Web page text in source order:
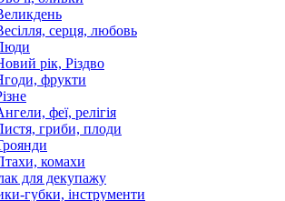
серця, любовь
рік, Різдво
фрукти
феї, релігія
гриби, плоди
комахи
для декупажу
губки, інструменти